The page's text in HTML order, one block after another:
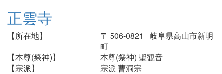
正雲寺
【所在地】
〒 506-0821 岐阜県高山市新明
町
【本尊(祭神)】
本尊(祭神) 聖観音
【宗派】
宗派 曹洞宗